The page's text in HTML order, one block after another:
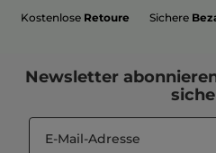
Kostenlose Retoure Sichere
Newsletter